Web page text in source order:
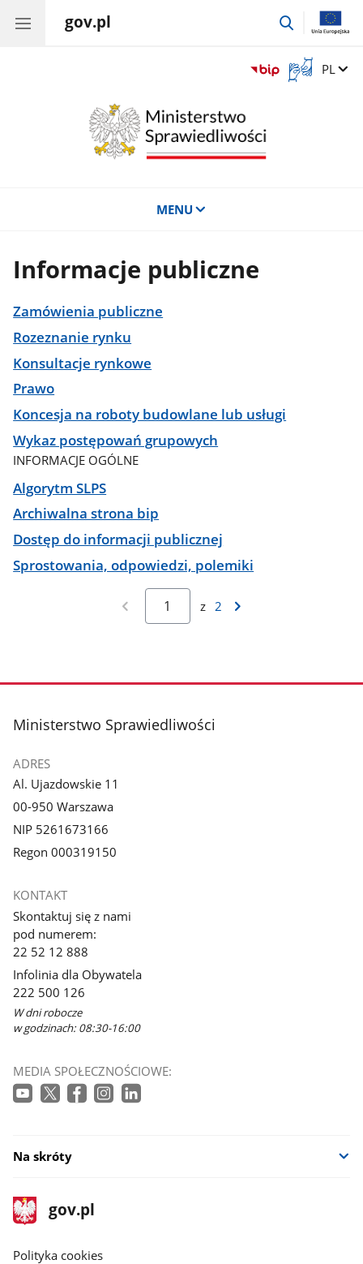
gov.pl
przejdź
Otwórz
okno
Zmień
PL
MENU
Informacje publiczne
Zamówienia publiczne
Rozeznanie rynku
Konsultacje rynkowe
Prawo
Koncesja na roboty budowlane lub usługi
Wykaz postępowań grupowych
INFORMACJE OGÓLNE
Algorytm SLPS
Archiwalna strona bip
Dostęp do informacji publicznej
Sprostowania, odpowiedzi, polemiki
z 2
stopka
Ministerstwo Sprawiedliwości
ADRES
Al. Ujazdowskie 11
00-950 Warszawa
NIP 5261673166
Regon 000319150
KONTAKT
Skontaktuj się z nami
pod numerem:
22 52 12 888
Infolinia dla Obywatela
222 500 126
W dni robocze
w godzinach: 08:30-16:00
MEDIA SPOŁECZNOŚCIOWE:
Na skróty
stopka
gov.pl
Strona
gov.pl
gov.pl
Polityka cookies